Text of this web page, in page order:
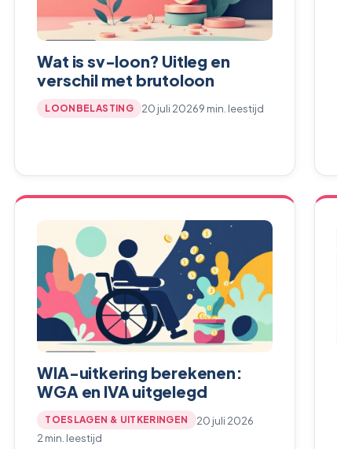
Wat is sv-loon? Uitleg en
verschil met brutoloon
LOONBELASTING 20 juli 20269 min. leestijd
WIA-uitkering berekenen:
WGA en IVA uitgelegd
TOESLAGEN & UITKERINGEN
20 juli 2026
2 min. leestijd